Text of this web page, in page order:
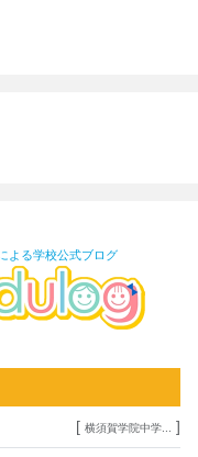
よる学校公式ブログ
[ 横須賀学院中学... ]